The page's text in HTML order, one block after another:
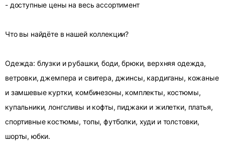
- доступные цены на весь ассортимент
Что вы найдёте в нашей коллекции?
Одежда: блузки и рубашки, боди, брюки, верхняя одежда,
ветровки, джемпера и свитера, джинсы, кардиганы, кожаные
и замшевые куртки, комбинезоны, комплекты, костюмы,
купальники, лонгсливы и кофты, пиджаки и жилетки, платья,
спортивные костюмы, топы, футболки, худи и толстовки,
шорты, юбки.